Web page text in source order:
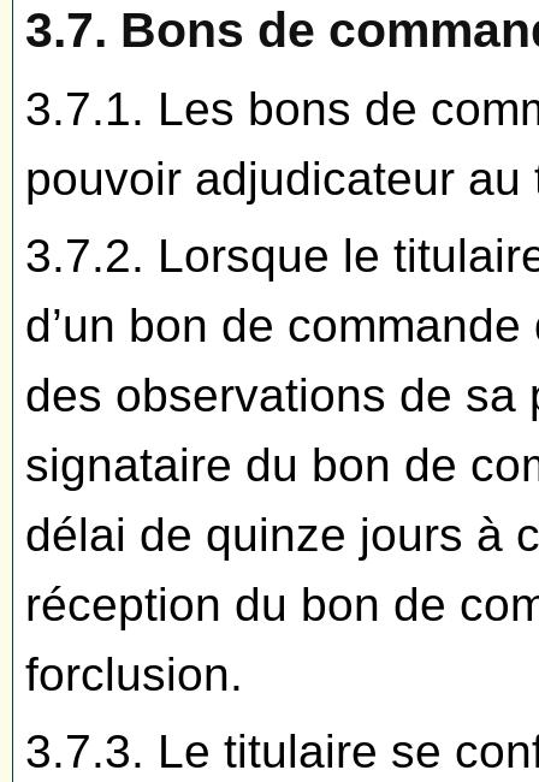
3.7. Bons de
3.7.1. Les bons de
pouvoir adjudicateur au
3.7.2. Lorsque le
d’un bon de
des observations de sa
signataire du bon de
délai de quinze jours à
réception du bon de
forclusion.
3.7.3. Le titulaire se